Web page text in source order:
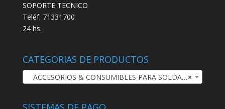
SOPORTE TECNICO
Teléf. 71331700
24 hs.
CATEGORIAS DE PRODUCTOS
×
ACCESORIOS & CONSUMIBLES PARA SOLDADURA TIG